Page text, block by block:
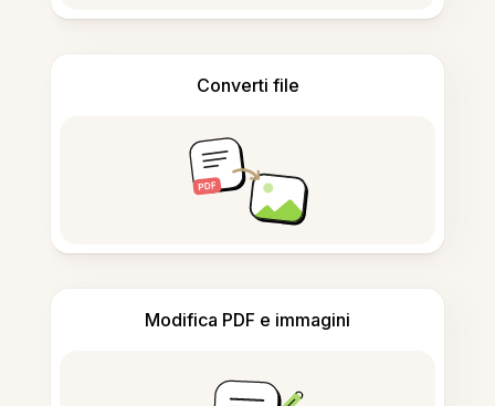
Converti file
Modifica PDF e immagini